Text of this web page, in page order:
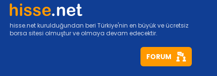
hisse.net kurulduğundan beri Türkiye'nin en büyük ve ücretsiz
borsa sitesi olmuştur ve olmaya devam edecektir.
FORUM